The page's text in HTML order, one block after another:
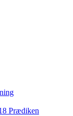
Prædiken